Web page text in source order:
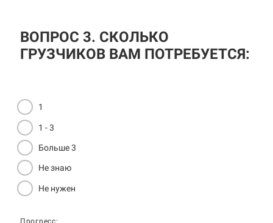
ВОПРОС 3. СКОЛЬКО
ГРУЗЧИКОВ ВАМ ПОТРЕБУЕТСЯ:
1
1 - 3
Больше 3
Не знаю
Не нужен
Прогресс: